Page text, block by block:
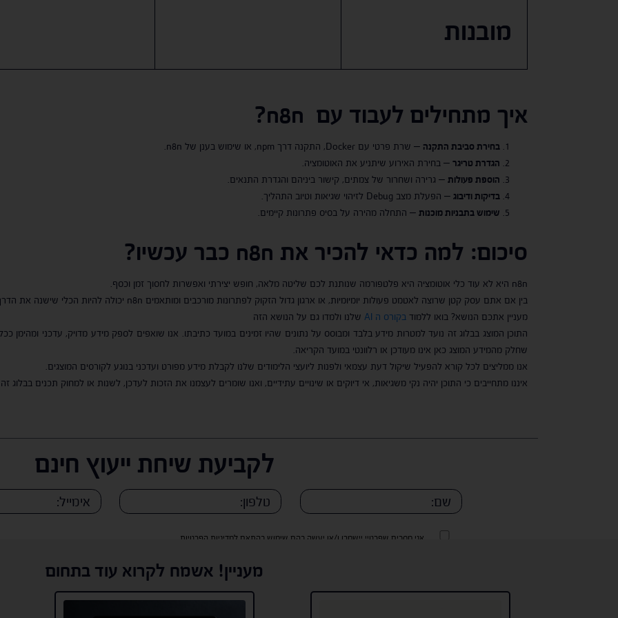
מובנות
איך מתחילים לעבוד עם n8n
?
בחירת סביבת התקנה – שרת פרטי עם Docker, התקנה דרך npm, או שימוש בענן של n8n.
הגדרת טריגר– בחירת האירוע שיתניע את האוטומציה.
הוספת פעולות– גרירה ושחרור של צמתים, קישור ביניהם והגדרת התנאים.
בדיקות ודיבוג– הפעלת מצב Debug לזיהוי שגיאות וטיוב התהליך.
שימוש בתבניות מוכנות– התחלה מהירה על בסיס פתרונות קיימים.
סיכום: למה כדאי להכיר את n8n כבר עכשיו?
n8n היא לא עוד כלי אוטומציה היא פלטפורמה שנותנת לכם שליטה מלאה, חופש יצירתי ואפשרות לחסוך זמן וכסף.
בין אם אתם עסק קטן שרוצה לאטמט פעולות יומיומיות, או ארגון גדול הזקוק לפתרונות מורכבים ומותאמים n8n יכולה להיות הכלי שישנה את הדרך שבה אתם עובדים.
מעניין אתכם הנושא? בואו ללמוד בקורס ה AI
שלנו ולמדו גם על הנושא הזה
התוכן המוצג בבלוג זה נועד למטרות מידע בלבד ומבוסס על נתונים שהיו זמינים במועד כתיבתו. אנו שואפים לספק מידע מדויק, עדכני ומהימן
שחלק מהמידע המוצג כאן אינו מעודכן או רלוונטי במועד הקריאה.
אנו ממליצים לכל קורא להפעיל שיקול דעת עצמאי ולפנות ליועצי הלימודים שלנו לקבלת מידע מפורט ועדכני בנוגע לקורסים המוצגים.
איננו מתחייבים כי התוכן יהיה נקי משגיאות, אי דיוקים או שינויים עתידיים, ואנו שומרים לעצמנו את הזכות לעדכן, לשנות או למחוק תכנים
לקביעת שיחת ייעוץ חינם
אני מסכים שפרטיי יישמרו ו/או יעשה בהם שימוש בהתאם למדיניות הפרטיות
אני מסכים שפרטיי יישמרו ו/או יעשה בהם שימוש בהתאם למדיניות הפרטיותמעניין! אשמח לקרוא עוד בתחום